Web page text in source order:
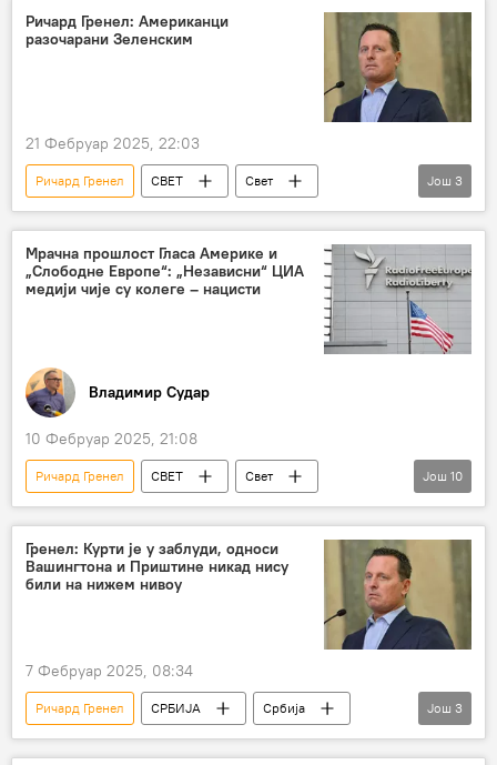
Словенија
Ричард Гренел: Американци
разочарани Зеленским
21 Фебруар 2025, 22:03
Ричард Гренел СВЕТ
Свет
Америка
Владимир Зеленски
разочарање
Још 3
Мрачна прошлост Гласа Америке и
„Слободне Европе“: „Независни“ ЦИА
медији чије су колеге – нацисти
Владимир Судар
10 Фебруар 2025, 21:08
Ричард Гренел СВЕТ
Свет
Свет – политика
САД
Радио Слободна Европа
Глас Америке
гашење
хладни рат
ЦИА
Још 10
Гренел: Курти је у заблуди, односи
Вашингтона и Приштине никад нису
били на нижем нивоу
7 Фебруар 2025, 08:34
Ричард Гренел СРБИЈА
Србија
Србија – политика
Још 3